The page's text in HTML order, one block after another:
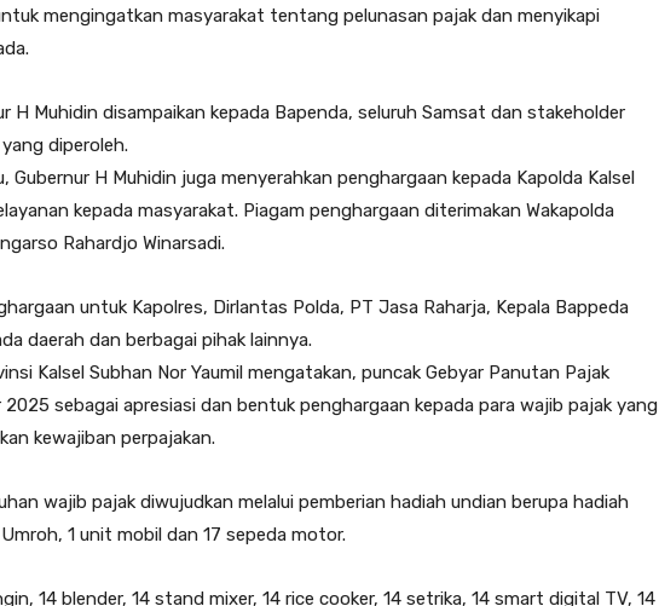
mengingatkan masyarakat tentang pelunasan pajak dan menyikapi
H Muhidin disampaikan kepada Bapenda, seluruh Samsat dan stakeholder
diperoleh.
Gubernur H Muhidin juga menyerahkan penghargaan kepada Kapolda Kalsel
kepada masyarakat. Piagam penghargaan diterimakan Wakapolda
Rahardjo Winarsadi.
untuk Kapolres, Dirlantas Polda, PT Jasa Raharja, Kepala Bappeda
daerah dan berbagai pihak lainnya.
Kalsel Subhan Nor Yaumil mengatakan, puncak Gebyar Panutan Pajak
sebagai apresiasi dan bentuk penghargaan kepada para wajib pajak yang
kewajiban perpajakan.
wajib pajak diwujudkan melalui pemberian hadiah undian berupa hadiah
1 unit mobil dan 17 sepeda motor.
14 blender, 14 stand mixer, 14 rice cooker, 14 setrika, 14 smart digital TV, 14